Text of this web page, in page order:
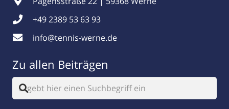
+49 2389 53 63 93
info@tennis-werne.de
Zu allen Beiträgen